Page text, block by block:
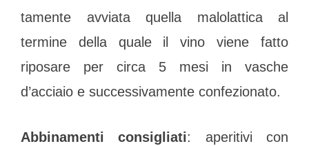
tamente avviata quella malolattica al
termine della quale il vino viene fatto
riposare per circa 5 mesi in vasche
d’acciaio e successivamente confezionato.
Abbinamenti consigliati: aperitivi con